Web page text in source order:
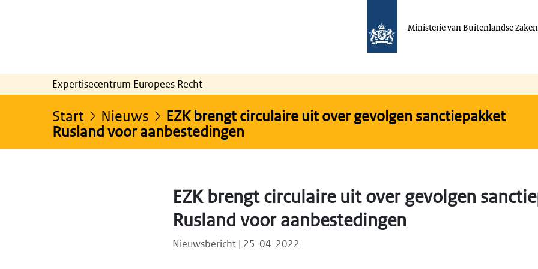
Ministerie van Buitenlandse Zaken
Expertisecentrum Europees Recht
Start Nieuws
EZK brengt circulaire uit over gevolgen sanctiepakket
Rusland voor aanbestedingen
EZK brengt circulaire uit over gevolgen
Rusland voor aanbestedingen
Nieuwsbericht | 25-04-2022